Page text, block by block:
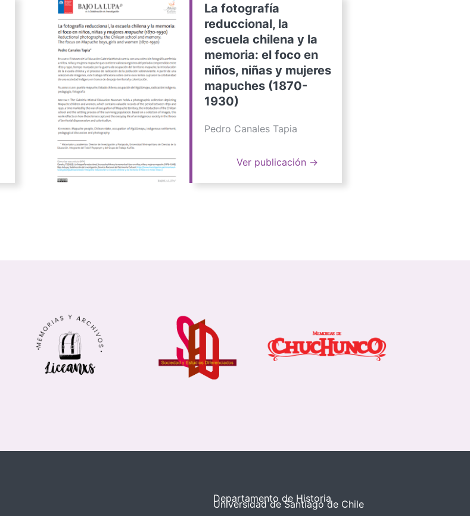
La fotografía
reduccional, la
escuela chilena y la
memoria: el foco en
niños, niñas y mujeres
mapuches (1870-
1930)
Pedro Canales Tapia
Ver publicación →
Departamento de Historia
Universidad de Santiago de Chile